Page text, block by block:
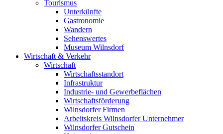
Tourismus
Unterkünfte
Gastronomie
Wandern
Sehenswertes
Museum Wilnsdorf
Wirtschaft & Verkehr
Wirtschaft
Wirtschaftsstandort
Infrastruktur
Industrie- und Gewerbeflächen
Wirtschaftsförderung
Wilnsdorfer Firmen
Arbeitskreis Wilnsdorfer Unternehmer
Wilnsdorfer Gutschein